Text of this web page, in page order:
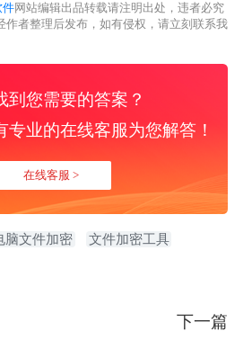
件网站编辑出品转载请注明出处，违者必究
作者整理后发布，如有侵权，请立刻联系我
到您需要的答案？
专业的在线客服为您解答！
在线客服 >
脑文件加密 文件加密工具
下一篇